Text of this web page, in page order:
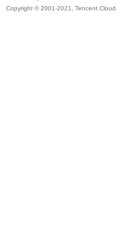
Copyright © 2001-2021, Tencent Cloud.